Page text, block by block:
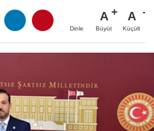
Dinle
A
Büyüt
A
Küçült